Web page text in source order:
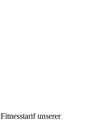
unserer